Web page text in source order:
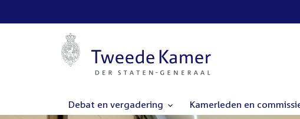
Debat en vergadering Kamerleden en